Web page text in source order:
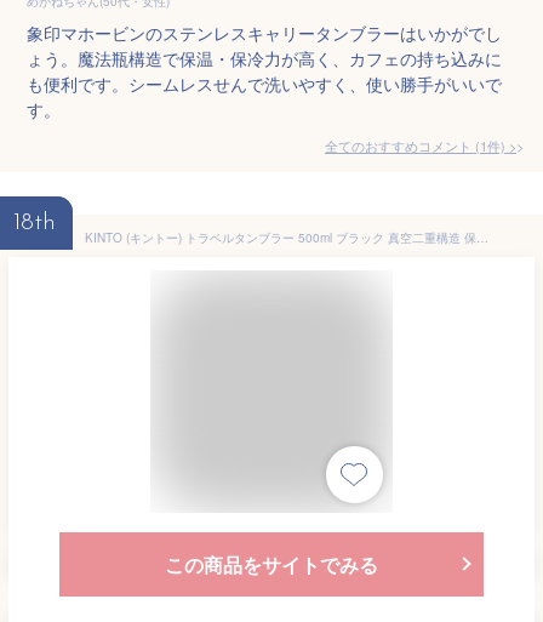
象印マホービンのステンレスキャリータンブラーはいかがでし
ょう。魔法瓶構造で保温・保冷力が高く、カフェの持ち込みに
も便利です。シームレスせんで洗いやすく、使い勝手がいいで
す。
全てのおすすめコメント (1件) >
18th
KINTO (キントー) トラベルタンブラー 500ml ブラック 真空二重構造 保温保冷効果 20946
この商品をサイトでみる